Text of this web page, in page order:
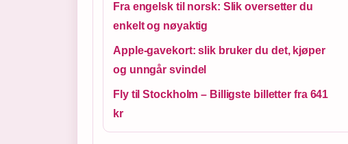
Fra engelsk til norsk: Slik oversetter du
enkelt og nøyaktig
Apple-gavekort: slik bruker du det, kjøper
og unngår svindel
Fly til Stockholm – Billigste billetter fra 641
kr